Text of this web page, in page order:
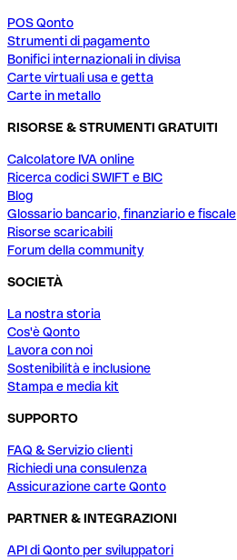
POS Qonto
Strumenti di pagamento
Bonifici internazionali in divisa
Carte virtuali usa e getta
Carte in metallo
RISORSE & STRUMENTI GRATUITI
Calcolatore IVA online
Ricerca codici SWIFT e BIC
Blog
Glossario bancario, finanziario e fiscale
Risorse scaricabili
Forum della community
SOCIETÀ
La nostra storia
Cos'è Qonto
Lavora con noi
Sostenibilità e inclusione
Stampa e media kit
SUPPORTO
FAQ & Servizio clienti
Richiedi una consulenza
Assicurazione carte Qonto
PARTNER & INTEGRAZIONI
API di Qonto per sviluppatori